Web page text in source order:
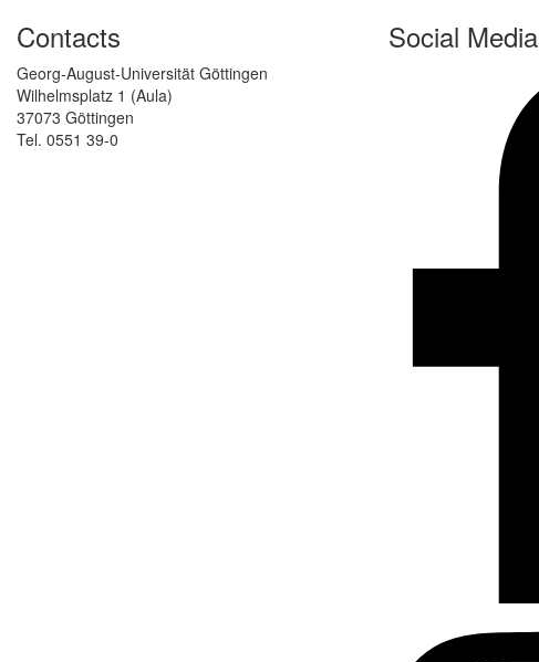
Contacts
Georg-August-Universität Göttingen
Wilhelmsplatz 1 (Aula)
37073 Göttingen
Tel. 0551 39-0
Social Media